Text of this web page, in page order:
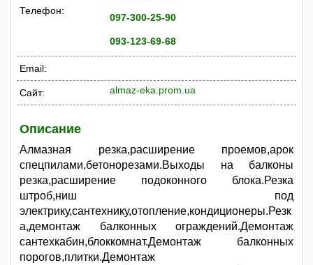
Телефон:
097-300-25-90
093-123-69-68
Email:
Сайт: almaz-eka.prom.ua
Описание
Алмазная резка,расширение проемов,арок
спецпилами,бетонорезами.Выходы на балконы
резка,расширение подоконного блока.Резка
штроб,ниш под
электрику,сантехнику,отопление,кондиционеры.Резк
а,демонтаж балконных ограждений.Демонтаж
сантехкабин,блоккомнат.Демонтаж балконных
порогов,плитки.Демонтаж